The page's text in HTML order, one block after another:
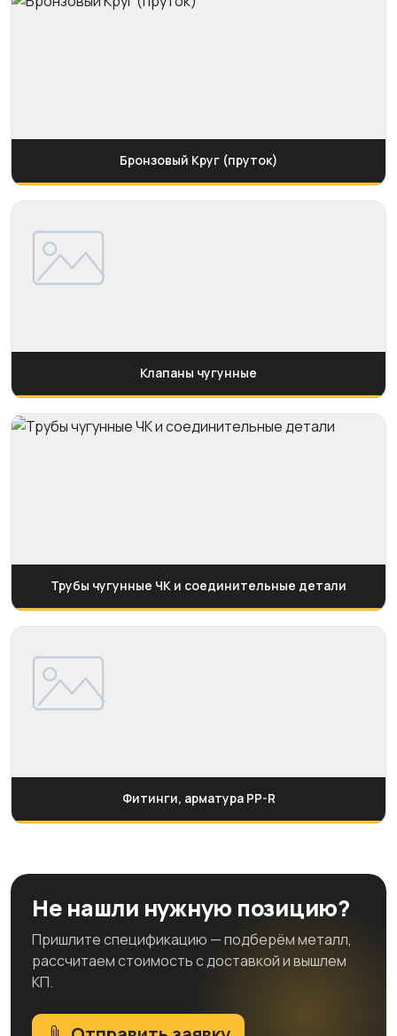
Бронзовый Круг (пруток)
Клапаны чугунные
Трубы чугунные ЧК и соединительные детали
Фитинги, арматура PP-R
Не нашли нужную позицию?
Пришлите спецификацию — подберём металл,
рассчитаем стоимость с доставкой и вышлем
КП.